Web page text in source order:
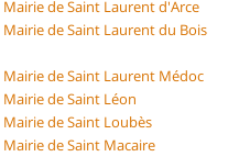
Mairie de Saint Laurent d'Arce
Mairie de Saint Laurent du Bois
Mairie de Saint Laurent Médoc
Mairie de Saint Léon
Mairie de Saint Loubès
Mairie de Saint Macaire